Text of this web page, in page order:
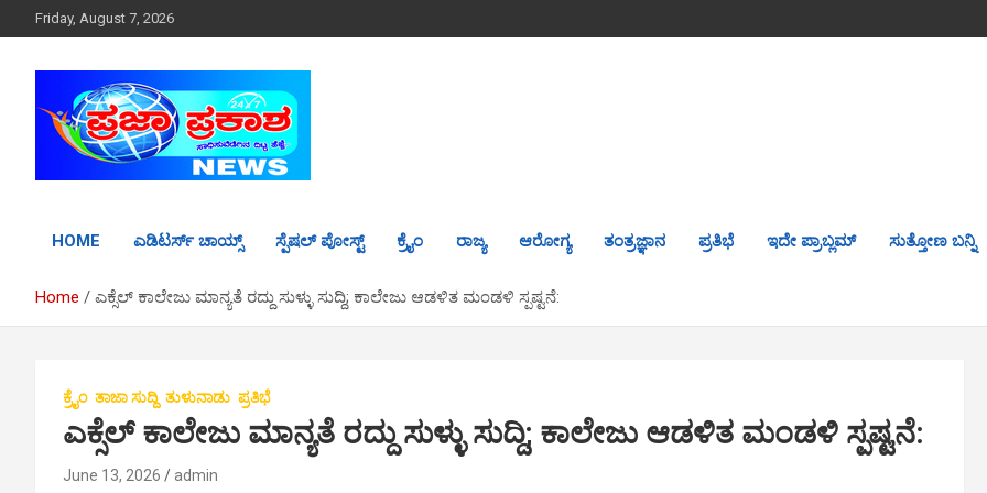
k
Friday, August 7, 2026
HOME ಎಡಿಟರ್ಸ್ ಚಾಯ್ಸ್ ಸ್ಪೆಷಲ್ ಪೋಸ್ಟ್ ಕ್ರೈಂ ರಾಜ್ಯ ಆರೋಗ್ಯ ತಂತ್ರಜ್ಞಾನ ಪ್ರತಿಭೆ ಇದೇ ಪ್ರಾಬ್ಲಮ್ ಸುತ್ತೋಣ ಬನ್ನಿ
Home ಎಕ್ಸೆಲ್ ಕಾಲೇಜು ಮಾನ್ಯತೆ ರದ್ದು ಸುಳ್ಳು ಸುದ್ದಿ; ಕಾಲೇಜು ಆಡಳಿತ ಮಂಡಳಿ ಸ್ಪಷ್ಟನೆ:
ಕ್ರೈಂ ತಾಜಾ ಸುದ್ದಿ ತುಳುನಾಡು ಪ್ರತಿಭೆ
ಎಕ್ಸೆಲ್ ಕಾಲೇಜು ಮಾನ್ಯತೆ ರದ್ದು ಸುಳ್ಳು ಸುದ್ದಿ; ಕಾಲೇಜು ಆಡಳಿತ ಮಂಡಳಿ ಸ್ಪಷ್ಟನೆ:
June 13, 2026 admin